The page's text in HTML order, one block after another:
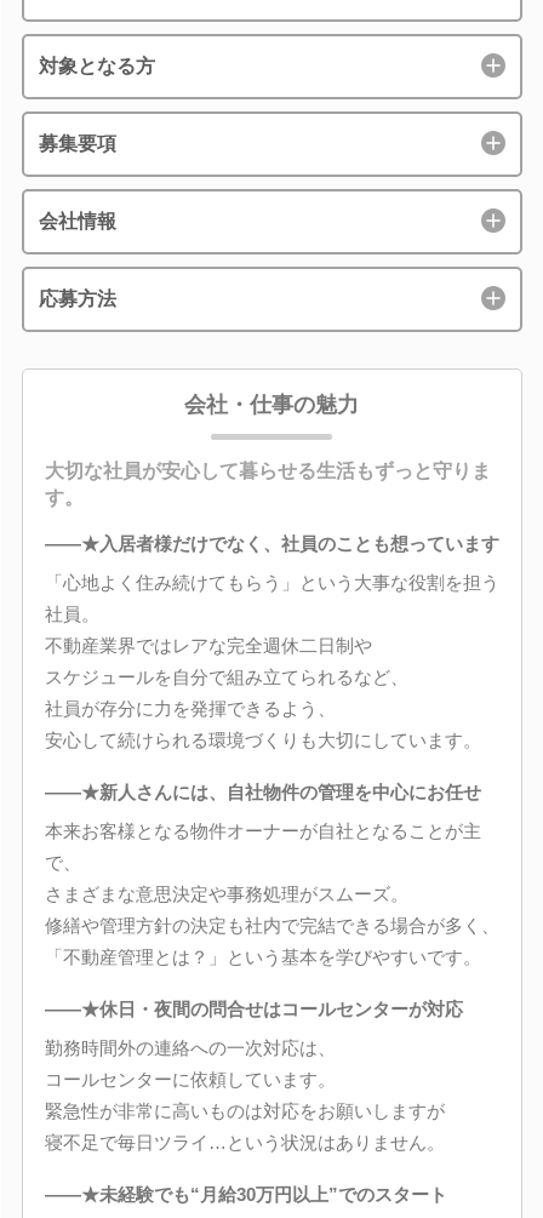
対象となる方
募集要項
会社情報
応募方法
会社・仕事の魅力
大切な社員が安心して暮らせる生活もずっと守りま
す。
――★入居者様だけでなく、社員のことも想っています
「心地よく住み続けてもらう」という大事な役割を担う
社員。
不動産業界ではレアな完全週休二日制や
スケジュールを自分で組み立てられるなど、
社員が存分に力を発揮できるよう、
安心して続けられる環境づくりも大切にしています。
――★新人さんには、自社物件の管理を中心にお任せ
本来お客様となる物件オーナーが自社となることが主
で、
さまざまな意思決定や事務処理がスムーズ。
修繕や管理方針の決定も社内で完結できる場合が多く、
「不動産管理とは？」という基本を学びやすいです。
――★休日・夜間の問合せはコールセンターが対応
勤務時間外の連絡への一次対応は、
コールセンターに依頼しています。
緊急性が非常に高いものは対応をお願いしますが
寝不足で毎日ツライ…という状況はありません。
――★未経験でも“月給30万円以上”でのスタート